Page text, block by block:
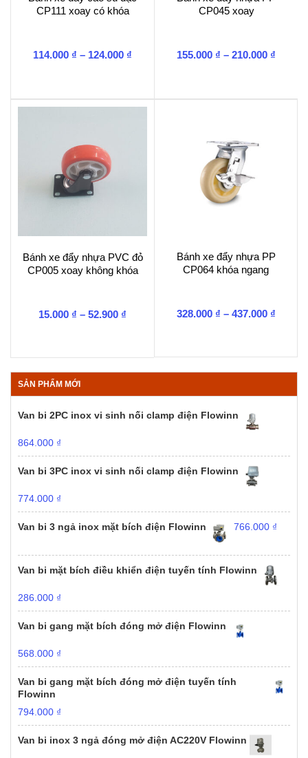
CP111 xoay có khóa
114.000 ₫ – 124.000 ₫
đến
CP045 xoay
155.000 ₫ – 210.000 ₫
Bánh xe đẩy nhựa PVC đỏ
CP005 xoay không khóa
15.000 ₫ – 52.900 ₫
Bánh xe đẩy nhựa PP
CP064 khóa ngang
328.000 ₫ – 437.000 ₫
SẢN PHẨM MỚI
Van bi 2PC inox vi sinh nối clamp điện Flowinn
864.000 ₫
Van bi 3PC inox vi sinh nối clamp điện Flowinn
774.000 ₫
Van bi 3 ngả inox mặt bích điện Flowinn 766.000 ₫
Van bi mặt bích điều khiển điện tuyến tính Flowinn
286.000 ₫
Van bi gang mặt bích đóng mở điện Flowinn
568.000 ₫
Van bi gang mặt bích đóng mở điện tuyến tính
Flowinn
794.000 ₫
Van bi inox 3 ngả đóng mở điện AC220V Flowinn